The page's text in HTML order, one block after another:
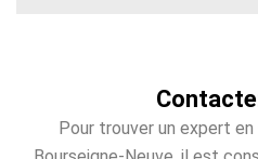
Pour trouver un expert